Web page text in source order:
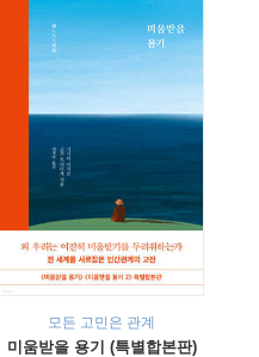
모든 고민은 관계
미움받을 용기 (특별합본판)